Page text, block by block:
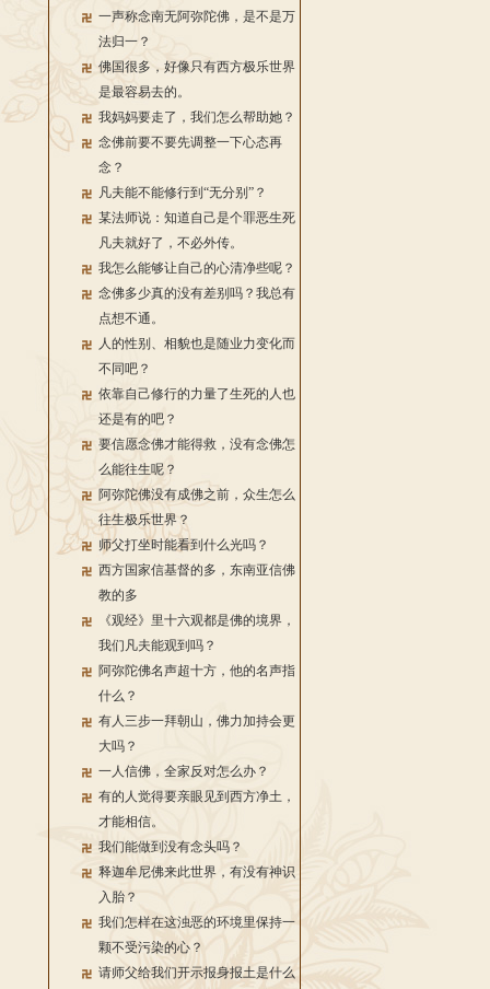
一声称念南无阿弥陀佛，是不是万
法归一？
佛国很多，好像只有西方极乐世界
是最容易去的。
我妈妈要走了，我们怎么帮助她？
念佛前要不要先调整一下心态再
念？
凡夫能不能修行到“无分别”？
某法师说：知道自己是个罪恶生死
凡夫就好了，不必外传。
我怎么能够让自己的心清净些呢？
念佛多少真的没有差别吗？我总有
点想不通。
人的性别、相貌也是随业力变化而
不同吧？
依靠自己修行的力量了生死的人也
还是有的吧？
要信愿念佛才能得救，没有念佛怎
么能往生呢？
阿弥陀佛没有成佛之前，众生怎么
往生极乐世界？
师父打坐时能看到什么光吗？
西方国家信基督的多，东南亚信佛
教的多
《观经》里十六观都是佛的境界，
我们凡夫能观到吗？
阿弥陀佛名声超十方，他的名声指
什么？
有人三步一拜朝山，佛力加持会更
大吗？
一人信佛，全家反对怎么办？
有的人觉得要亲眼见到西方净土，
才能相信。
我们能做到没有念头吗？
释迦牟尼佛来此世界，有没有神识
入胎？
我们怎样在这浊恶的环境里保持一
颗不受污染的心？
请师父给我们开示报身报土是什么